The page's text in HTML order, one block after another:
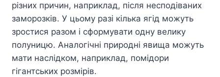
різних причин, наприклад, після несподіваних
заморозків. У цьому разі кілька ягід можуть
зростися разом і сформувати одну велику
полуницю. Аналогічні природні явища можуть
мати наслідком, наприклад, помідори
гігантських розмірів.